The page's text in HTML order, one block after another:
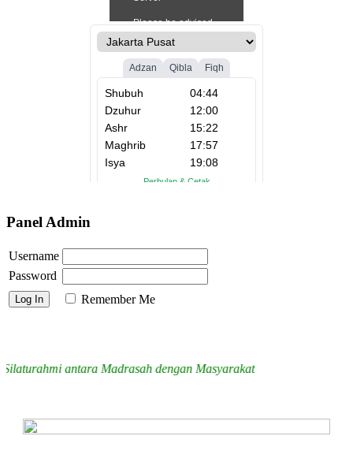
Panel Admin
Username
Password
Remember Me
antara Madrasah dengan Masyarakat